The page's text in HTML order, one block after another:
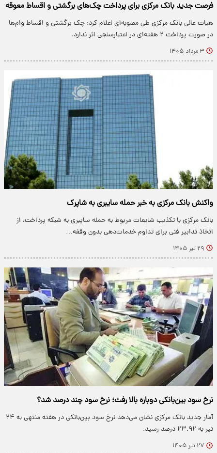
فرصت جدید بانک مرکزی برای پرداخت چک‌های برگشتی و اقساط معوقه
هیات عالی بانک مرکزی طی مصوبه‌ای اعلام کرد: چک برگشتی و اقساط وام‌ها
در صورت پرداخت ۲ هفته‌ای در اعتبارسنجی اثر ندارد.
۳ مرداد ۱۴۰۵
واکنش بانک مرکزی به خبر حمله سایبری به شاپرک
بانک مرکزی با تکذیب شایعات مربوط به حمله سایبری به شبکه پرداخت، از
اتخاذ تدابیر فنی برای تداوم خدمات‌دهی بدون وقفه…
۲۹ تیر ۱۴۰۵
نرخ سود بین‌بانکی دوباره بالا رفت؛ نرخ سود چند درصد شد؟
آمار جدید بانک مرکزی نشان می‌دهد نرخ سود بین‌بانکی در هفته منتهی به ۲۴
تیر به ۲۳.۹۲ درصد رسید.
۲۷ تیر ۱۴۰۵